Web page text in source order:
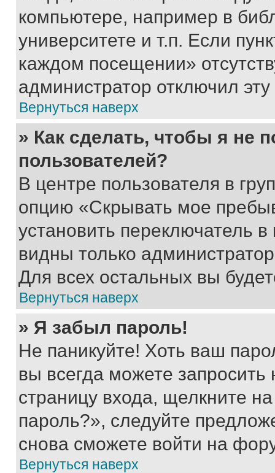
компьютере, например в
университете и т.п. Если
каждом посещении»
администратор отключил
Вернуться наверх
» Как сделать, чтобы я не
пользователей?
В центре пользователя в
опцию «Скрывать мое
установить переключатель
видны только
Для всех остальных вы
Вернуться наверх
» Я забыл пароль!
Не паникуйте! Хоть ваш
вы всегда можете
страницу входа, щелкните
пароль?», следуйте
снова сможете войти на
Вернуться наверх